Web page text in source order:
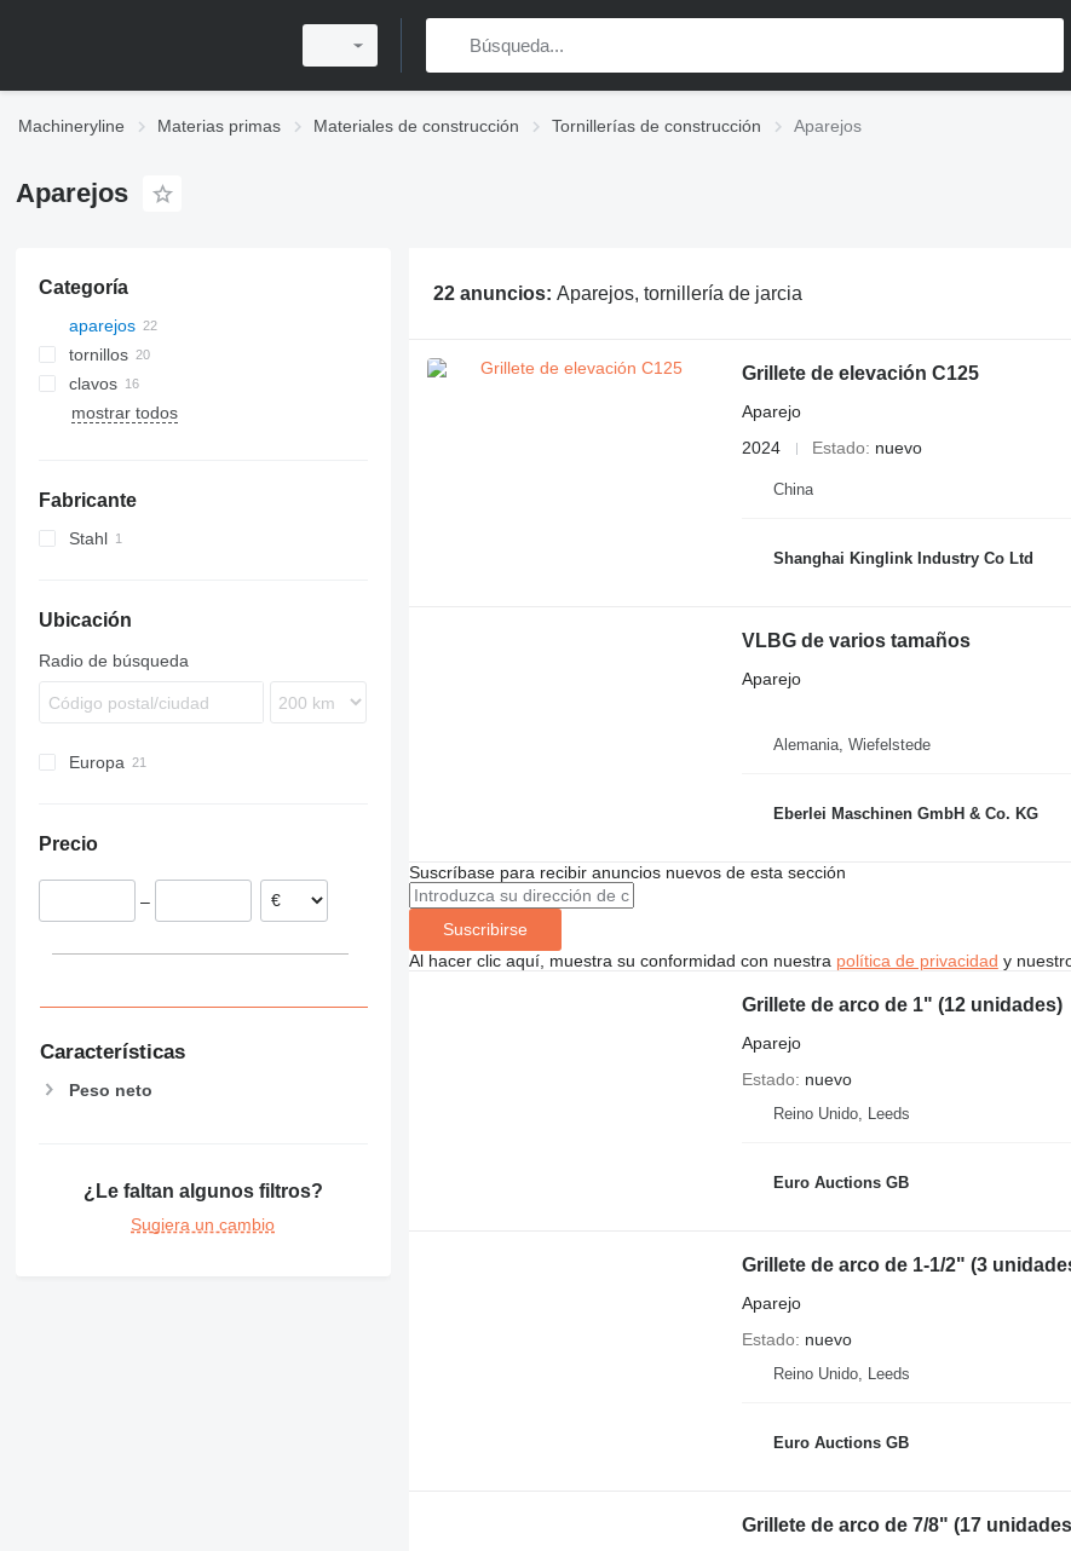
Machineryline Materias primas Materiales de construcción Tornillerías de construcción Aparejos
Aparejos
Categoría
aparejos
tornillos
clavos
mostrar todos
Fabricante
Stahl
Ubicación
Radio de búsqueda
Europa
Bélgica
Precio
–
Características
Peso neto
¿Le faltan algunos filtros?
Sugiera un cambio
22 anuncios: Aparejos, tornillería de jarcia
Grillete de elevación C125
Aparejo
2024
Estado nuevo
China
Shanghai Kinglink Industry Co Ltd
VLBG de varios tamaños
Aparejo
Alemania, Wiefelstede
Eberlei Maschinen GmbH & Co. KG
Suscríbase para recibir anuncios nuevos de esta sección
Suscribirse
Al hacer clic aquí, muestra su conformidad con nuestra política de privacidad y
Grillete de arco de 1" (12 unidades)
Aparejo
Estado
nuevo
Reino Unido, Leeds
Euro Auctions GB
Grillete de arco de 1-1/2" (3
Aparejo
Estado
nuevo
Reino Unido, Leeds
Euro Auctions GB
Grillete de arco de 7/8" (17